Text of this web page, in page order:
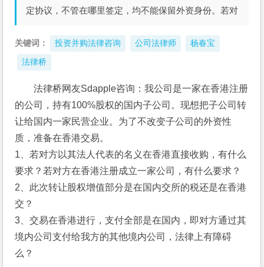
定协议，不管在哪里签定，均不能保留外资身份。若对
关键词： 投资并购法律咨询 公司法律师 杨春宝
法律桥
法律桥网友Sdapple咨询：我公司是一家在香港注册
的公司，持有100%股权的国内子公司。现想把子公司转
让给国内一家民营企业。为了不改变子公司的外资性
质，准备在香港交易。
1、若对方以其法人代表的名义在香港直接收购，有什么
要求？若对方在香港注册成立一家公司，有什么要求？
2、此次转让股权增值部分是在国内交所的税还是在香港
交？
3、交易在香港进行，支付全部是在国内，即对方通过其
境内公司支付给我方的其他境内公司，法律上有障碍
么？